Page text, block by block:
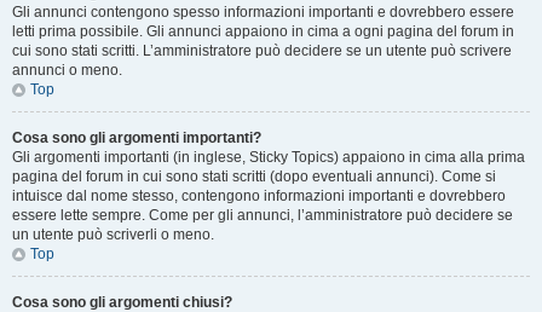
Gli annunci contengono spesso informazioni importanti e dovrebbero essere
letti prima possibile. Gli annunci appaiono in cima a ogni pagina del forum in
cui sono stati scritti. L’amministratore può decidere se un utente può scrivere
annunci o meno.
Top
Cosa sono gli argomenti importanti?
Gli argomenti importanti (in inglese, Sticky Topics) appaiono in cima alla prima
pagina del forum in cui sono stati scritti (dopo eventuali annunci). Come si
intuisce dal nome stesso, contengono informazioni importanti e dovrebbero
essere lette sempre. Come per gli annunci, l’amministratore può decidere se
un utente può scriverli o meno.
Top
Cosa sono gli argomenti chiusi?